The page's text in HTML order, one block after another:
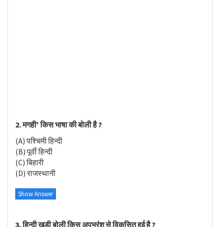
2. मगही' किस भाषा की बोली है ?
(A) पश्चिमी हिन्दी
(B) पूर्वी हिन्दी
(C) बिहारी
(D) राजस्थानी
Show Answer
3. हिन्दी खड़ी बोली किस अपभ्रंश से विकसित हुई है ?